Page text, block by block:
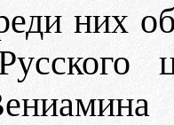
них